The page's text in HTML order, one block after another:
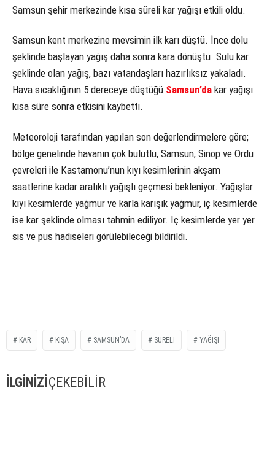
Samsun şehir merkezinde kısa süreli kar yağışı etkili oldu.
Samsun kent merkezine mevsimin ilk karı düştü. İnce dolu
şeklinde başlayan yağış daha sonra kara dönüştü. Sulu kar
şeklinde olan yağış, bazı vatandaşları hazırlıksız yakaladı.
Hava sıcaklığının 5 dereceye düştüğü Samsun’da kar yağışı
kısa süre sonra etkisini kaybetti.
Meteoroloji tarafından yapılan son değerlendirmelere göre;
bölge genelinde havanın çok bulutlu, Samsun, Sinop ve Ordu
çevreleri ile Kastamonu’nun kıyı kesimlerinin akşam
saatlerine kadar aralıklı yağışlı geçmesi bekleniyor. Yağışlar
kıyı kesimlerde yağmur ve karla karışık yağmur, iç kesimlerde
ise kar şeklinde olması tahmin ediliyor. İç kesimlerde yer yer
sis ve pus hadiseleri görülebileceği bildirildi.
KÂR KIŞA SAMSUN’DA SÜRELİ YAĞIŞI
İLGİNİZİÇEKEBİLİR